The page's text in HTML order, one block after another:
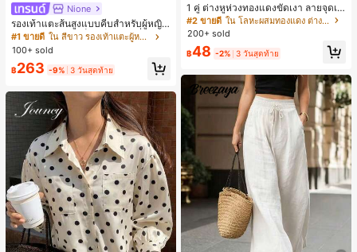
Nione
รองเท้าแตะส้นสูงแบบคีบสำหรับผู้หญิง
สไตล์คลาสสิก สีบล็อก สไตล์แฟรี่ฤดูร้อ
น ส้นเข็ม รองเท้าแตะแบบคีบ รองเท้าแ
ตะชายหาดแฟชั่นสายไขว้ รองเท้าผู้ห
ญิง สำหรับออฟฟิศ บ้าน กลางแจ้ง ดีไซ
น์หัวเหลี่ยม ชิคและหรูหรา สำหรับเดทไ
นท์
#1 ขายดี
ใน สีขาว รองเท้าแตะผู้หญิง
100+ sold
฿263 -9% 3 วันสุดท้าย
1 คู่ ต่างหูห่วงทองแดงขัดเงา ลายจุดเร
ขาคณิตสไตล์มินิมอล เหมาะสำหรับสว
มใส่ประจำวันแบบสบายๆ สำหรับผู้หญิง
#2 ขายดี
ใน โลหะผสมทองแดง ต่างหูผู้หญิง
200+ sold
฿48 -2% 3 วันสุดท้าย